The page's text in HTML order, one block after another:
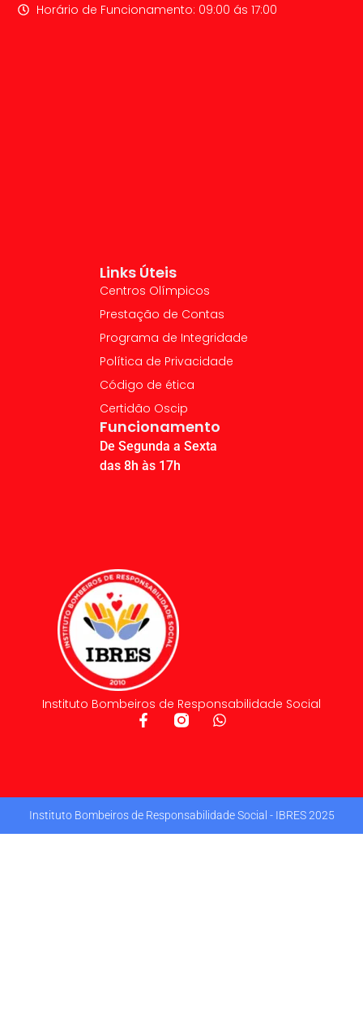
Instituto Bombeiros de Responsabilidade Social
Links Úteis
Centros Olímpicos
Prestação de Contas
Programa de Integridade
Política de Privacidade
Código de ética
Certidão Oscip
Funcionamento
De Segunda a Sexta
das 8h às 17h
Horário de Funcionamento: 09:00 ás 17:00
Instituto Bombeiros de Responsabilidade Social - IBRES 2025